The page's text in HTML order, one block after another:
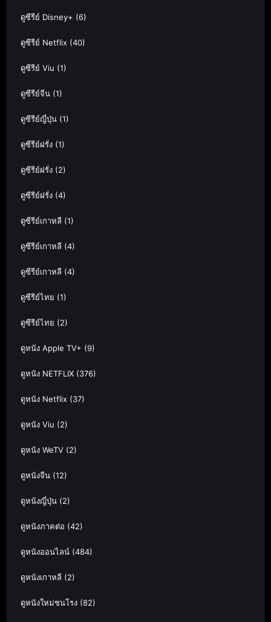
ดูซีรีย์ Disney+ (6)
ดูซีรีย์ Netflix (40)
ดูซีรีย์ Viu (1)
ดูซีรีย์จีน (1)
ดูซีรีย์ญี่ปุ่น (1)
ดูซีรีย์ฝรั่ง (1)
ดูซีรีย์ฝรั่ง (2)
ดูซีรีย์ฝรั่ง (4)
ดูซีรีย์เกาหลี (1)
ดูซีรีย์เกาหลี (4)
ดูซีรีย์เกาหลี (4)
ดูซีรีย์ไทย (1)
ดูซีรีย์ไทย (2)
ดูหนัง Apple TV+ (9)
ดูหนัง NETFLIX (376)
ดูหนัง Netflix (37)
ดูหนัง Viu (2)
ดูหนัง WeTV (2)
ดูหนังจีน (12)
ดูหนังญี่ปุ่น (2)
ดูหนังภาคต่อ (42)
ดูหนังออนไลน์ (484)
ดูหนังเกาหลี (2)
ดูหนังใหม่ชนโรง (82)